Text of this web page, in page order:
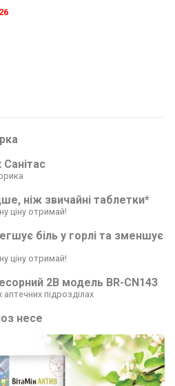
Санітас
ніж звичайні таблетки*
ціну отримай!
біль у горлі та зменшує
ціну отримай!
2B модель BR-CN143
підрозділах
несе